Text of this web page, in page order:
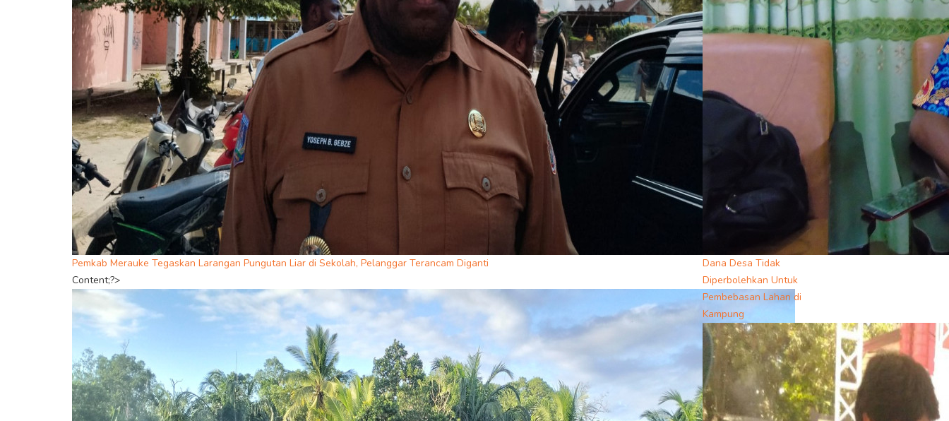
Pemkab Merauke Tegaskan Larangan Pungutan Liar di Sekolah, Pelanggar Terancam Diganti
Content;?>
Dana Desa Tidak
Diperbolehkan Untuk
Pembebasan Lahan di
Kampung